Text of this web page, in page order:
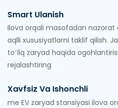
Smart Ulanish
Ilova orqali masofadan nazorat
aqlli xususiyatlarni taklif qilish.
toʻliq zaryad haqida
rejalashtiring
Xavfsiz Va Ishonchli
me EV zaryad stansiyasi ilova